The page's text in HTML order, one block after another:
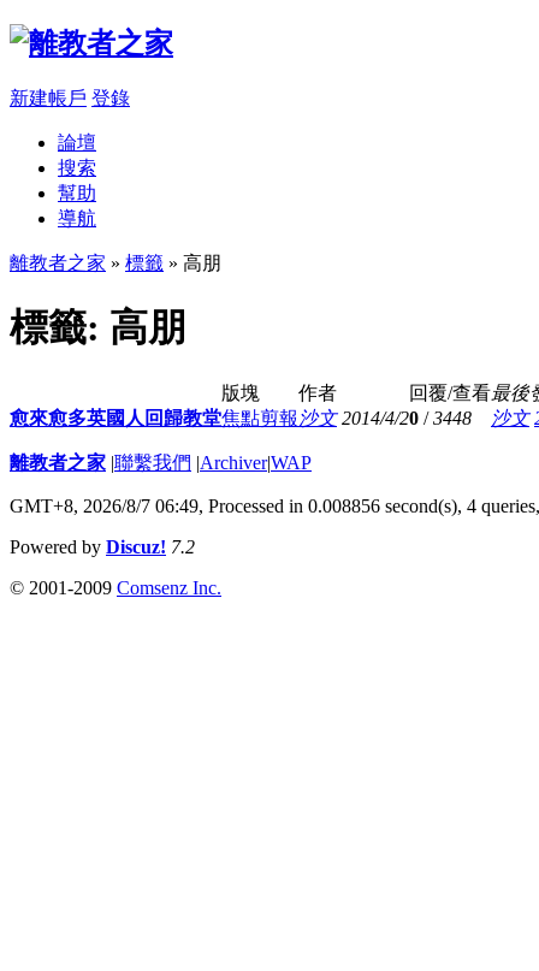
新建帳戶 登錄
論壇
搜索
幫助
導航
離教者之家 » 標籤 » 高朋
標籤: 高朋
版塊 作者 回覆/查看最後
愈來愈多英國人回歸教堂焦點剪報 沙文 2014/4/20 /3448 沙文
離教者之家 |聯繫我們 |Archiver|WAP
GMT+8, 2026/8/7 06:49, Processed in 0.008856 second(s), 4
Powered by Discuz! 7.2
© 2001-2009 Comsenz Inc.